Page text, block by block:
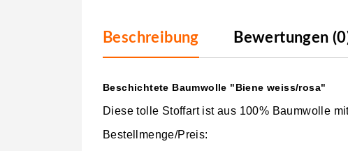
Beschreibung Bewertungen
Beschichtete Baumwolle "Biene weiss/rosa"
Diese tolle Stoffart ist aus 100% Baumwolle
Bestellmenge/Preis: